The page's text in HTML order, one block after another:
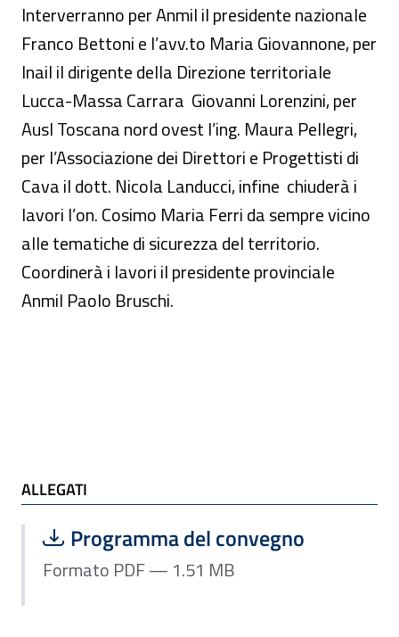
Interverranno per Anmil il presidente nazionale
Franco Bettoni e l’avv.to Maria Giovannone, per
Inail il dirigente della Direzione territoriale
Lucca-Massa Carrara Giovanni Lorenzini, per
Ausl Toscana nord ovest l’ing. Maura Pellegri,
per l’Associazione dei Direttori e Progettisti di
Cava il dott. Nicola Landucci, infine chiuderà i
lavori l’on. Cosimo Maria Ferri da sempre vicino
alle tematiche di sicurezza del territorio.
Coordinerà i lavori il presidente provinciale
Anmil Paolo Bruschi.
ALLEGATI
ALLEGATI
Scarica file:
Programma del convegno
Formato PDF — Dimensione 1.51 MB
Formato PDF — 1.51 MB